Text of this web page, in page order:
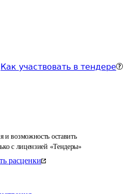
Как участвовать в тендере
и возможность оставить
с лицензией «Тендеры»
расценки